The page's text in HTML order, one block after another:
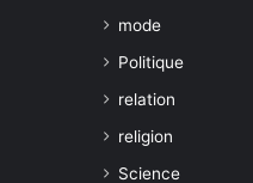
mode
Politique
relation
religion
Science